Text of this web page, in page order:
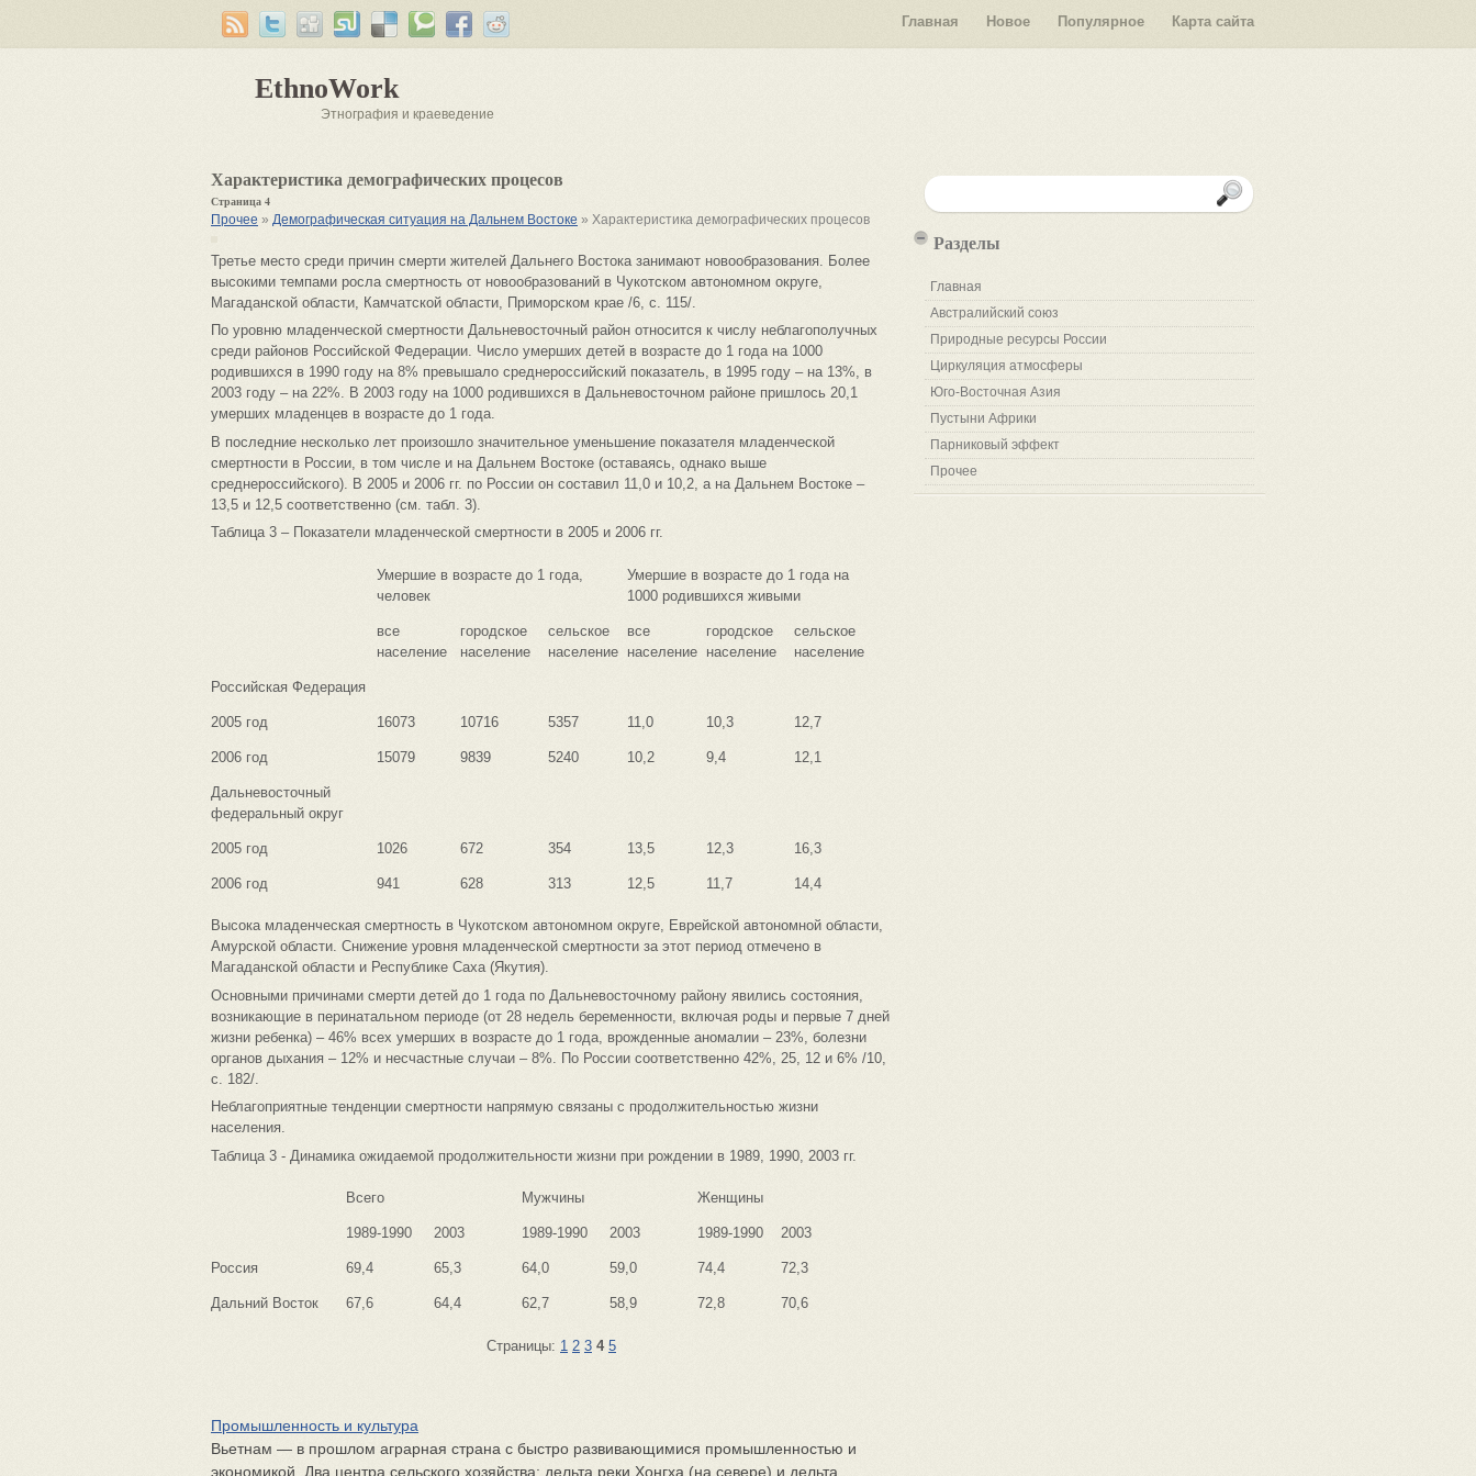
EthnoWork
Этнография и краеведение
Главная Новое Популярное Карта сайта
Характеристика демографических процесов
Страница 4
Прочее » Демографическая ситуация на Дальнем Востоке » Характеристика демографических процесов
Третье место среди причин смерти жителей Дальнего Востока занимают новообразования. Более
высокими темпами росла смертность от новообразований в Чукотском автономном округе,
Магаданской области, Камчатской области, Приморском крае /6, с. 115/.
По уровню младенческой смертности Дальневосточный район относится к числу неблагополучных
среди районов Российской Федерации. Число умерших детей в возрасте до 1 года на 1000
родившихся в 1990 году на 8% превышало среднероссийский показатель, в 1995 году – на 13%, в
2003 году – на 22%. В 2003 году на 1000 родившихся в Дальневосточном районе пришлось 20,1
умерших младенцев в возрасте до 1 года.
В последние несколько лет произошло значительное уменьшение показателя младенческой
смертности в России, в том числе и на Дальнем Востоке (оставаясь, однако выше
среднероссийского). В 2005 и 2006 гг. по России он составил 11,0 и 10,2, а на Дальнем Востоке –
13,5 и 12,5 соответственно (см. табл. 3).
Таблица 3 – Показатели младенческой смертности в 2005 и 2006 гг.
Умершие в возрасте до 1 года,
человек
Умершие в возрасте до 1 года на
1000 родившихся живыми
все
население
городское
население
сельское
население
все
население
городское
население
сельское
население
Российская Федерация
2005 год 16073 10716 5357 11,0 10,3 12,7
2006 год 15079 9839 5240 10,2 9,4 12,1
Дальневосточный
федеральный округ
2005 год 1026 672 354 13,5 12,3 16,3
2006 год 941 628 313 12,5 11,7 14,4
Высока младенческая смертность в Чукотском автономном округе, Еврейской автономной области,
Амурской области. Снижение уровня младенческой смертности за этот период отмечено в
Магаданской области и Республике Саха (Якутия).
Основными причинами смерти детей до 1 года по Дальневосточному району явились состояния,
возникающие в перинатальном периоде (от 28 недель беременности, включая роды и первые 7 дней
жизни ребенка) – 46% всех умерших в возрасте до 1 года, врожденные аномалии – 23%, болезни
органов дыхания – 12% и несчастные случаи – 8%. По России соответственно 42%, 25, 12 и 6% /10,
с. 182/.
Неблагоприятные тенденции смертности напрямую связаны с продолжительностью жизни
населения.
Таблица 3 - Динамика ожидаемой продолжительности жизни при рождении в 1989, 1990, 2003 гг.
Всего Мужчины Женщины
1989-1990 2003 1989-1990 2003 1989-1990 2003
Россия 69,4 65,3 64,0 59,0 74,4 72,3
Дальний Восток 67,6 64,4 62,7 58,9 72,8 70,6
Страницы: 1 2 3 4 5
Промышленность и культура
Вьетнам — в прошлом аграрная страна с быстро развивающимися промышленностью и
экономикой. Два центра сельского хозяйства: дельта реки Хонгха (на севере) и дельта
Разделы
Главная
Австралийский союз
Природные ресурсы России
Циркуляция атмосферы
Юго-Восточная Азия
Пустыни Африки
Парниковый эффект
Прочее